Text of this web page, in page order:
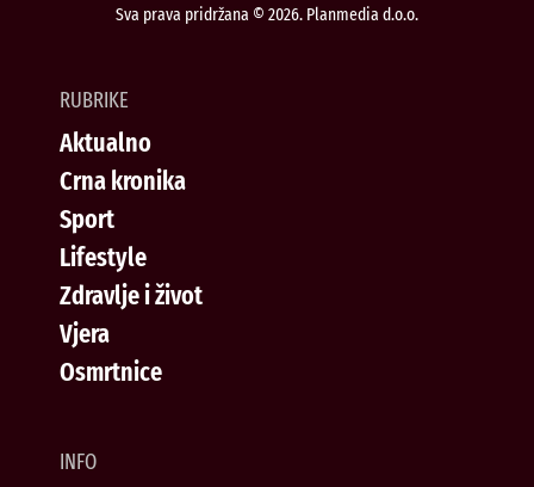
Sva prava pridržana © 2026. Planmedia d.o.o.
RUBRIKE
Aktualno
Crna kronika
Sport
Lifestyle
Zdravlje i život
Vjera
Osmrtnice
INFO